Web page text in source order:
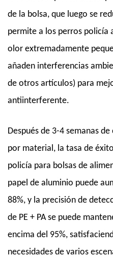
de la bolsa, que luego se
permite a los perros policía
olor extremadamente
añaden interferencias
de otros artículos) para
antiinterferente.
Después de 3-4 semanas
por material, la tasa de
policía para bolsas de
papel de aluminio puede
88%, y la precisión de
de PE + PA se puede
encima del 95%,
necesidades de varios